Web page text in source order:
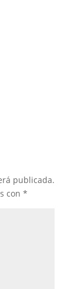
publicada.
con *